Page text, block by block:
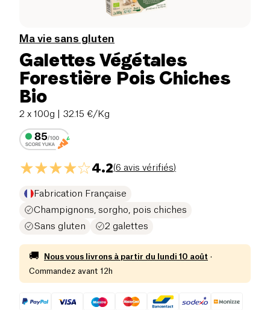
Ma vie sans gluten
Galettes Végétales
Forestière Pois Chiches
Bio
2 x 100g | 32.15 €/Kg
4.2(6 avis vérifiés)
Fabrication Française
Champignons, sorgho, pois chiches
Sans gluten
2 galettes
🚚 Nous vous livrons à partir du lundi 10 août ·
Commandez avant 12h